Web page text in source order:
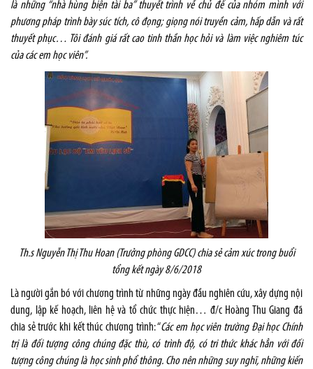
là những “nhà hùng biện tài ba” thuyết trình về chủ để của nhóm mình với
phương pháp trình bày súc tích, cô đọng; giọng nói truyền cảm, hấp dẫn và rất
thuyết phục… Tôi đánh giá rất cao tinh thần học hỏi và làm việc nghiêm túc
của các em học viên”.
Th.s Nguyễn Thị Thu Hoan (Trưởng phòng GDCC) chia sẻ cảm xúc trong buổi
tổng kết ngày 8/6/2018
Là người gắn bó với chương trình từ những ngày đầu nghiên cứu, xây dựng nội
dung, lập kế hoạch, liên hệ và tổ chức thực hiện… đ/c Hoàng Thu Giang đã
chia sẻ trước khi kết thúc chương trình: “Các em học viên trường Đại học Chính
trị là đối tượng công chúng đặc thù, có trình độ, có tri thức khác hẳn với đối
tượng công chúng là học sinh phổ thông. Cho nên những suy nghĩ, những kiến